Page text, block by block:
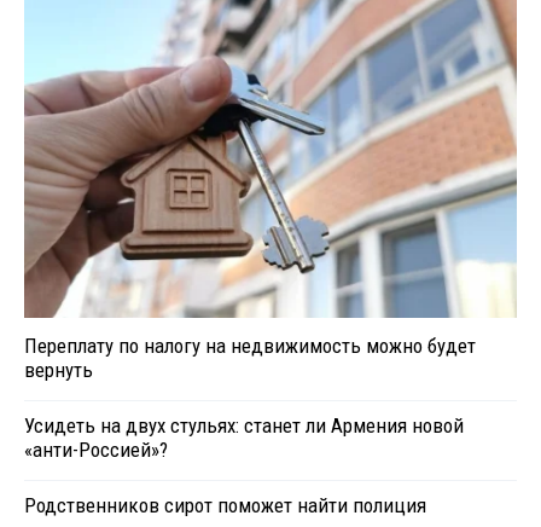
Переплату по налогу на недвижимость можно будет
вернуть
Усидеть на двух стульях: станет ли Армения новой
«анти-Россией»?
Родственников сирот поможет найти полиция